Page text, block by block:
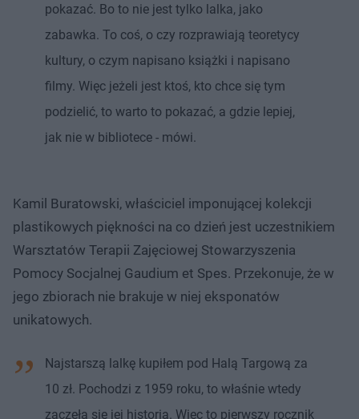
pokazać. Bo to nie jest tylko lalka, jako
zabawka. To coś, o czy rozprawiają teoretycy
kultury, o czym napisano książki i napisano
filmy. Więc jeżeli jest ktoś, kto chce się tym
podzielić, to warto to pokazać, a gdzie lepiej,
jak nie w bibliotece - mówi.
Kamil Buratowski, właściciel imponującej kolekcji
plastikowych piękności na co dzień jest uczestnikiem
Warsztatów Terapii Zajęciowej Stowarzyszenia
Pomocy Socjalnej Gaudium et Spes. Przekonuje, że w
jego zbiorach nie brakuje w niej eksponatów
unikatowych.
Najstarszą lalkę kupiłem pod Halą Targową za
10 zł. Pochodzi z 1959 roku, to właśnie wtedy
zaczęła się jej historia. Więc to pierwszy rocznik